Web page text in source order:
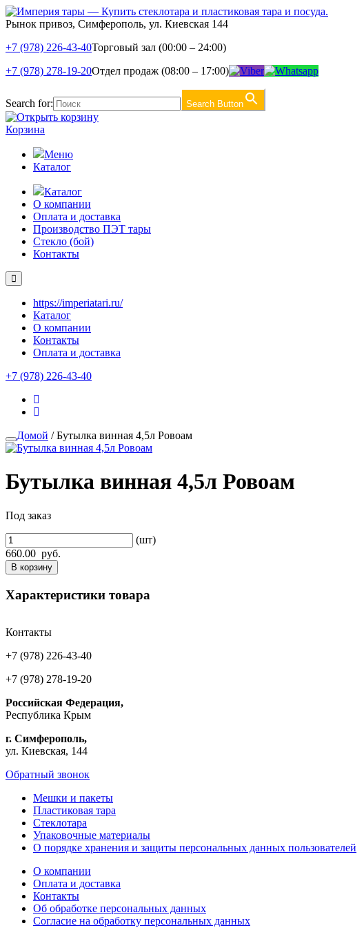
Рынок привоз, Симферополь, ул. Киевская 144
+7 (978) 226-43-40Торговый зал (00:00 – 24:00)
+7 (978) 278-19-20Отдел продаж (08:00 – 17:00)
Search for: Search Button
Корзина
Меню
Каталог
Каталог
О компании
Оплата и доставка
Производство ПЭТ тары
Стекло (бой)
Контакты
https://imperiatari.ru/
Каталог
О компании
Контакты
Оплата и доставка
+7 (978) 226-43-40
Домой / Бутылка винная 4,5л Ровоам
Бутылка винная 4,5л Ровоам
Под заказ
(шт)
660.00 руб.
В корзину
Характеристики товара
Контакты
+7 (978) 226-43-40
+7 (978) 278-19-20
Российская Федерация,
Республика Крым
г. Симферополь,
ул. Киевская, 144
Обратный звонок
Мешки и пакеты
Пластиковая тара
Стеклотара
Упаковочные материалы
О порядке хранения и защиты персональных данных пользователей
О компании
Оплата и доставка
Контакты
Об обработке персональных данных
Согласие на обработку персональных данных